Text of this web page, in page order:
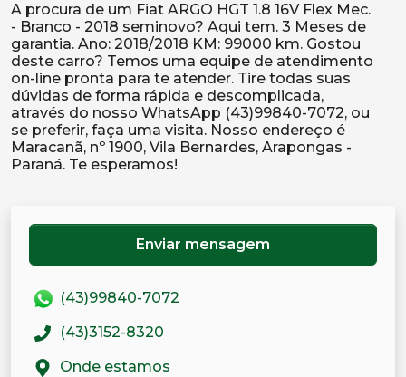
A procura de um Fiat ARGO HGT 1.8 16V Flex Mec.
- Branco - 2018 seminovo? Aqui tem. 3 Meses de
garantia. Ano: 2018/2018 KM: 99000 km. Gostou
deste carro? Temos uma equipe de atendimento
on-line pronta para te atender. Tire todas suas
dúvidas de forma rápida e descomplicada,
através do nosso WhatsApp (43)99840-7072, ou
se preferir, faça uma visita. Nosso endereço é
Maracanã, nº 1900, Vila Bernardes, Arapongas -
Enviar mensagem
(43)99840-7072
(43)3152-8320
Onde estamos